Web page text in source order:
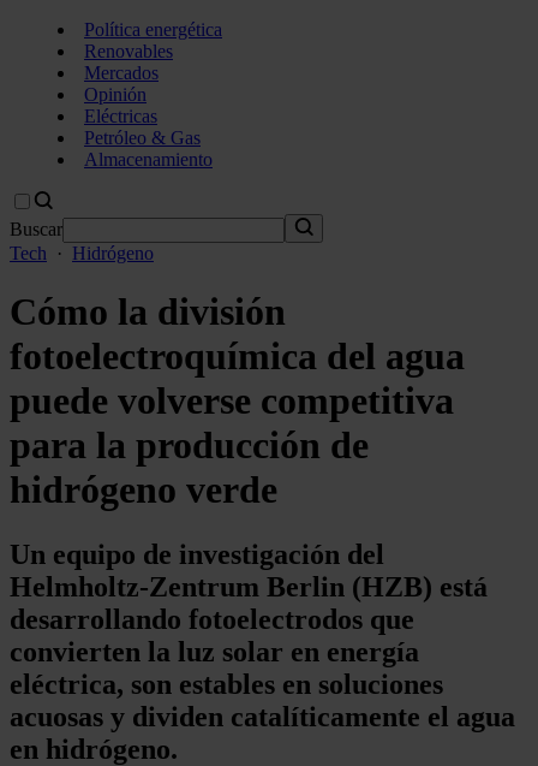
Política energética
Renovables
Mercados
Opinión
Eléctricas
Petróleo & Gas
Almacenamiento
Buscar
Tech
· Hidrógeno
Cómo la división
fotoelectroquímica del agua
puede volverse competitiva
para la producción de
hidrógeno verde
Un equipo de investigación del
Helmholtz-Zentrum Berlin (HZB) está
desarrollando fotoelectrodos que
convierten la luz solar en energía
eléctrica, son estables en soluciones
acuosas y dividen catalíticamente el agua
en hidrógeno.